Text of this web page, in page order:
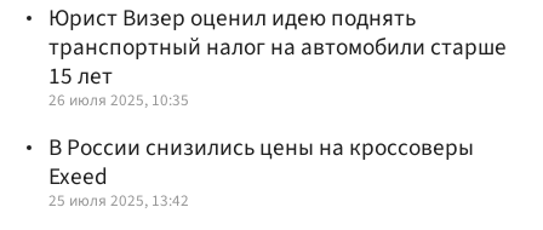
Юрист Визер оценил идею поднять
транспортный налог на автомобили старше
15 лет
26 июля 2025, 10:35
В России снизились цены на кроссоверы
Exeed
25 июля 2025, 13:42